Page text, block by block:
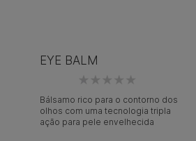
EYE BALM
Bálsamo rico para o contorno dos
olhos com uma tecnologia tripla
ação para pele envelhecida